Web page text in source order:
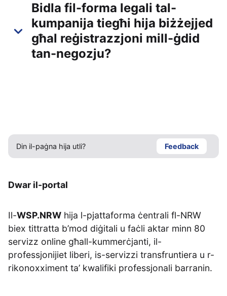
Bidla fil-forma legali tal-
kumpanija tiegħi hija biżżejjed
għal reġistrazzjoni mill-ġdid
tan-negozju?
Din il-paġna hija utli? Feedback
Dwar il-portal
Il-WSP.NRW hija l-pjattaforma ċentrali fl-NRW
biex tittratta b’mod diġitali u faċli aktar minn 80
servizz online għall-kummerċjanti, il-
professjonijiet liberi, is-servizzi transfruntiera u r-
rikonoxximent ta’ kwalifiki professjonali barranin.